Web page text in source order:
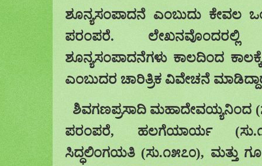
ಶೂನ್ಯಸಂಪಾದನೆ ಎಂಬುದು ಕೇವಲ
ಪರಂಪರೆ. ಲೇಖನವೊಂದರಲ್ಲಿ
ಶೂನ್ಯಸಂಪಾದನೆಗಳು ಕಾಲದಿಂದ
ಎಂಬುದರ ಚಾರಿತ್ರಿಕ ವಿವೇಚನೆ
ಶಿವಗಣಪ್ರಸಾದಿ ಮಹಾದೇವಯ್ಯನಿಂದ (
ಪರಂಪರೆ, ಹಲಗೆಯಾರ್ಯ (ಸು.
ಸಿದ್ಧಲಿಂಗಯತಿ (ಸು.೧೫೭೦), ಮತ್ತು